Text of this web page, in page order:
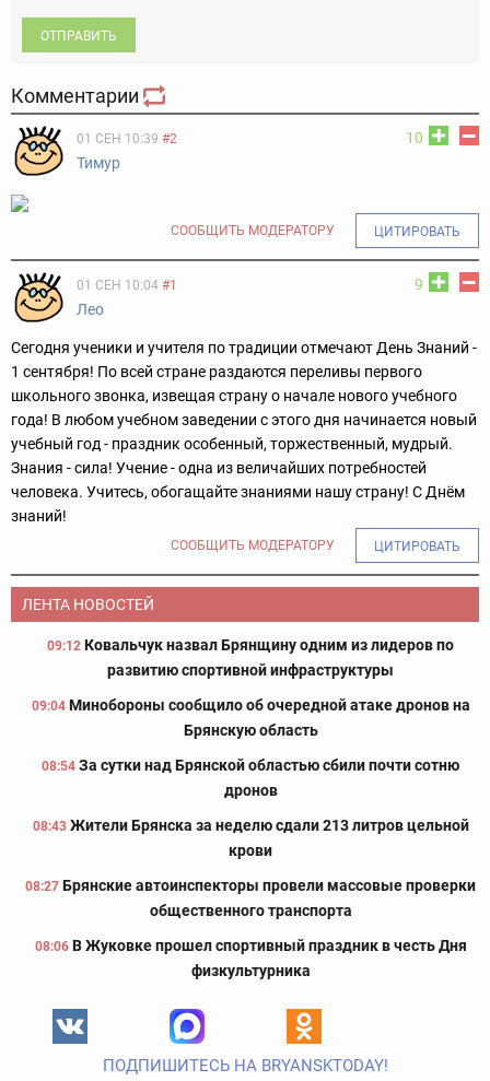
ОТПРАВИТЬ
Комментарии
10
01 СЕН 10:39 #2
Тимур
СООБЩИТЬ МОДЕРАТОРУ ЦИТИРОВАТЬ
9
01 СЕН 10:04 #1
Лео
Сегодня ученики и учителя по традиции отмечают День Знаний -
1 сентября! По всей стране раздаются переливы первого
школьного звонка, извещая страну о начале нового учебного
года! В любом учебном заведении с этого дня начинается новый
учебный год - праздник особенный, торжественный, мудрый.
Знания - сила! Учение - одна из величайших потребностей
человека. Учитесь, обогащайте знаниями нашу страну! С Днём
знаний!
СООБЩИТЬ МОДЕРАТОРУ ЦИТИРОВАТЬ
ЛЕНТА НОВОСТЕЙ
09:12 Ковальчук назвал Брянщину одним из лидеров по
развитию спортивной инфраструктуры
09:04 Минобороны сообщило об очередной атаке дронов на
Брянскую область
08:54 За сутки над Брянской областью сбили почти сотню
дронов
08:43 Жители Брянска за неделю сдали 213 литров цельной
крови
08:27 Брянские автоинспекторы провели массовые проверки
общественного транспорта
08:06 В Жуковке прошел спортивный праздник в честь Дня
физкультурника
ПОДПИШИТЕСЬ НА BRYANSKTODAY!